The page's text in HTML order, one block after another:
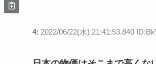
4: 2022/06/22(水) 21:41:53.840